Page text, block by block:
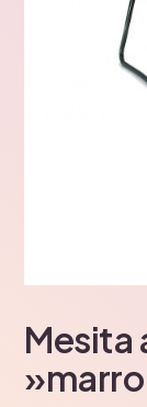
Mesita